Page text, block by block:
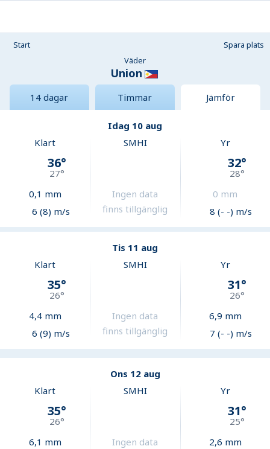
Start
Spara plats
Väder
Union
14 dagar Timmar Jämför
Idag 10 aug
Klart
36°
27°
0,1 mm
6 (8) m/s
SMHI
Ingen data
finns tillgänglig
Yr
32°
28°
0 mm
8 (- -) m/s
Tis 11 aug
Klart
35°
26°
4,4mm
6 (9) m/s
SMHI
Ingen data
finns tillgänglig
Yr
31°
26°
6,9 mm
7 (- -) m/s
Ons 12 aug
Klart
35°
26°
6,1 mm
SMHI
Ingen data
Yr
31°
25°
2,6 mm